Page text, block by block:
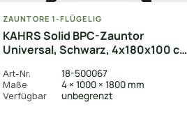
ZAUNTORE 1-FLÜGELIG
KAHRS Solid BPC-Zauntor
Universal, Schwarz, 4x180x100 cm,
Art-Nr. 18-500067
Maße 4 × 1000 × 1800 mm
Verfügbar unbegrenzt